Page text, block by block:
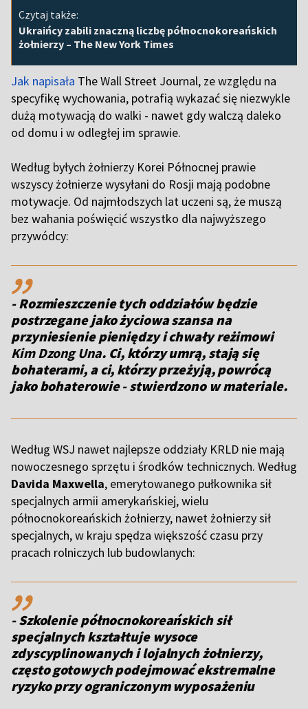
Czytaj także:
Ukraińcy zabili znaczną liczbę północnokoreańskich
żołnierzy – The New York Times
Jak napisała The Wall Street Journal, ze względu na
specyfikę wychowania, potrafią wykazać się niezwykle
dużą motywacją do walki - nawet gdy walczą daleko
od domu i w odległej im sprawie.
Według byłych żołnierzy Korei Północnej prawie
wszyscy żołnierze wysyłani do Rosji mają podobne
motywacje. Od najmłodszych lat uczeni są, że muszą
bez wahania poświęcić wszystko dla najwyższego
przywódcy:
,,
- Rozmieszczenie tych oddziałów będzie
postrzegane jako życiowa szansa na
przyniesienie pieniędzy i chwały reżimowi
Kim Dzong Una. Ci, którzy umrą, stają się
bohaterami, a ci, którzy przeżyją, powrócą
jako bohaterowie - stwierdzono w materiale.
Według WSJ nawet najlepsze oddziały KRLD nie mają
nowoczesnego sprzętu i środków technicznych. Według
Davida Maxwella, emerytowanego pułkownika sił
specjalnych armii amerykańskiej, wielu
północnokoreańskich żołnierzy, nawet żołnierzy sił
specjalnych, w kraju spędza większość czasu przy
pracach rolniczych lub budowlanych:
,,
- Szkolenie północnokoreańskich sił
specjalnych kształtuje wysoce
zdyscyplinowanych i lojalnych żołnierzy,
często gotowych podejmować ekstremalne
ryzyko przy ograniczonym wyposażeniu